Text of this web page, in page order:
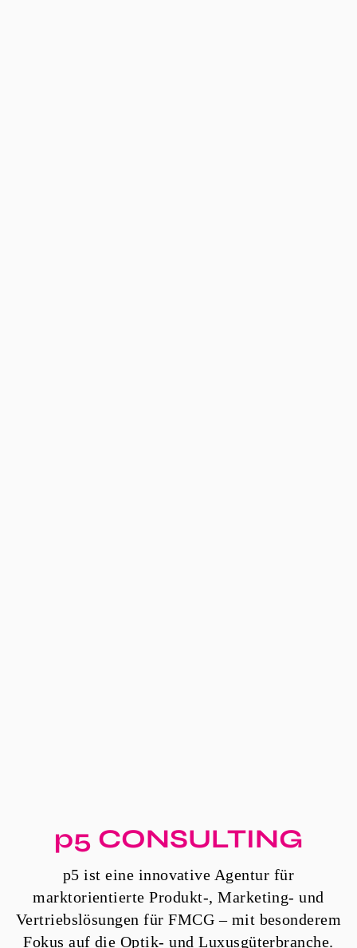
p5 CONSULTING
p5 ist eine innovative Agentur für
marktorientierte Produkt-, Marketing- und
Vertriebslösungen für FMCG – mit besonderem
Fokus auf die Optik- und Luxusgüterbranche.